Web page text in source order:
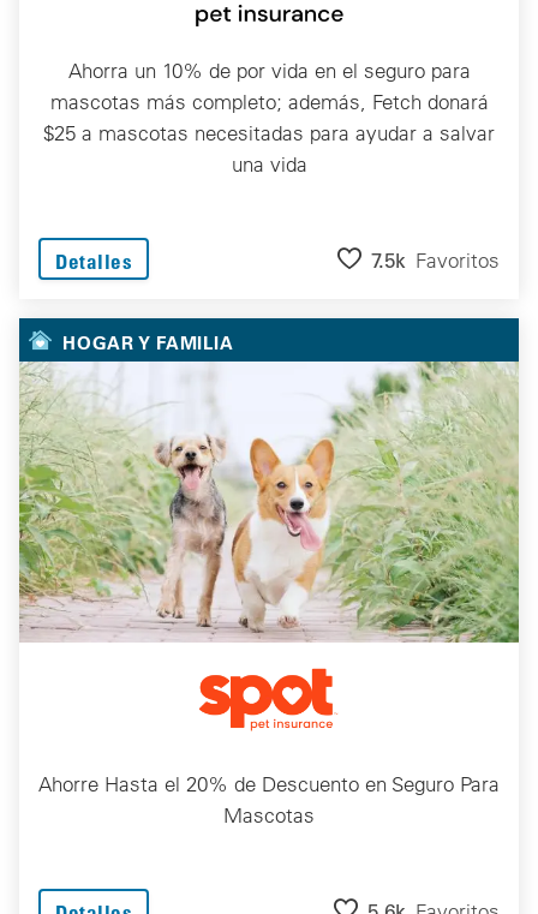
Ahorra un 10% de por vida en el seguro para
mascotas más completo; además, Fetch donará
$25 a mascotas necesitadas para ayudar a salvar
una vida
Detalles 7.5k Favoritos
HOGAR Y FAMILIA
Ahorre Hasta el 20% de Descuento en Seguro Para
Mascotas